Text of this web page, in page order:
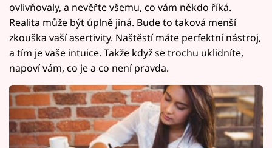
ovlivňovaly, a nevěřte všemu, co vám někdo říká.
Realita může být úplně jiná. Bude to taková menší
zkouška vaší asertivity. Naštěstí máte perfektní nástroj,
a tím je vaše intuice. Takže když se trochu uklidníte,
napoví vám, co je a co není pravda.